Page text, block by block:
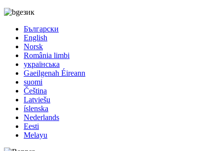
език
Български
English
Norsk
România limbi
українська
Gaeilgenah Éireann
suomi
Čeština
Latviešu
íslenska
Nederlands
Eesti
Melayu